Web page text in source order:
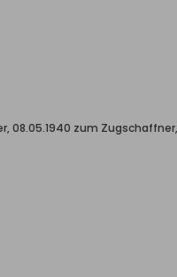
08.05.1940 zum